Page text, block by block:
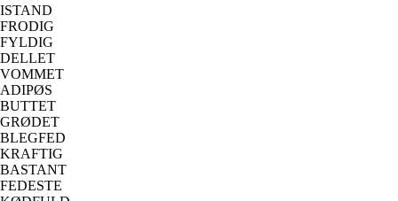
ISTAND
FRODIG
FYLDIG
DELLET
VOMMET
ADIPØS
BUTTET
GRØDET
BLEGFED
KRAFTIG
BASTANT
FEDESTE